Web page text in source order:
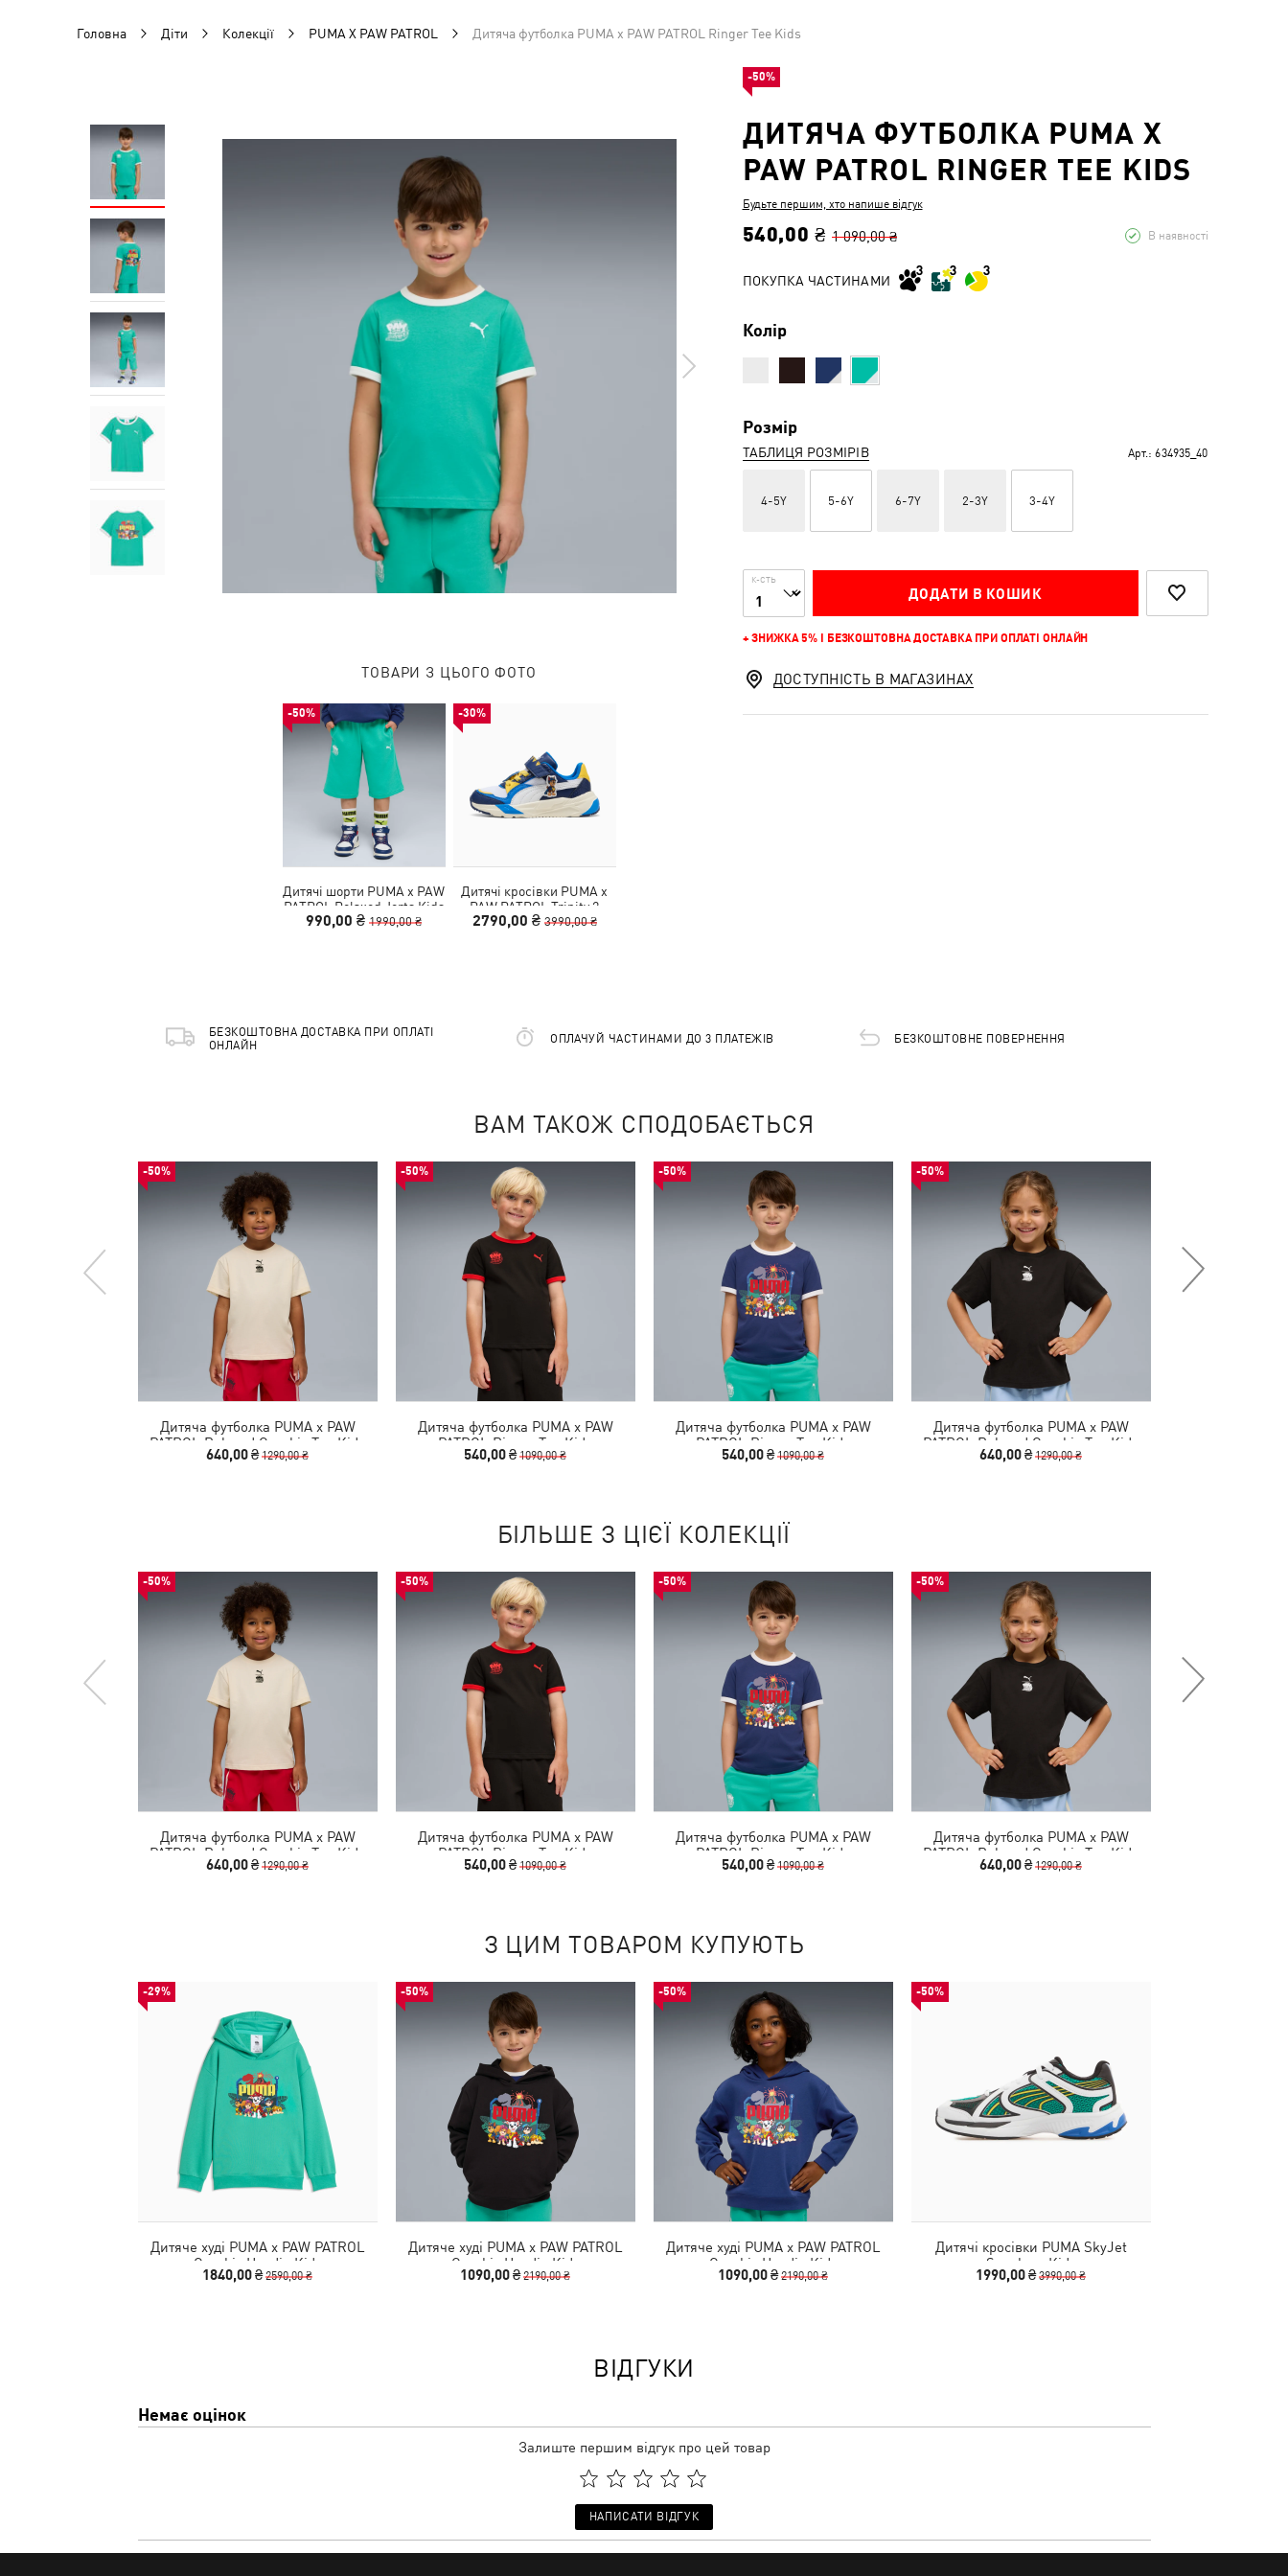
Головна Діти Колекції PUMA X PAW PATROL Дитяча футболка PUMA x PAW PATROL Ringer Tee Kids
ТОВАРИ З ЦЬОГО ФОТО
-50%
Дитячі шорти PUMA x PAW
PATROL Relaxed Jorts Kids
990,00 ₴ 1990,00 ₴
-30%
Дитячі кросівки PUMA x
PAW PATROL Trinity 2
Sneakers Kids
2790,00 ₴ 3990,00 ₴
ДИТЯЧА ФУТБОЛКА PUMA X
PAW PATROL RINGER TEE KIDS
Будьте першим, хто напише відгук
540,00 ₴ 1 090,00 ₴ В наявності
ПОКУПКА ЧАСТИНАМИ
Колір
Розмір
ТАБЛИЦЯ РОЗМІРІВ Арт.: 634935_40
4-5Y 5-6Y 6-7Y 2-3Y 3-4Y
К-СТЬ
ДОДАТИ В КОШИК
+ ЗНИЖКА 5% І БЕЗКОШТОВНА ДОСТАВКА ПРИ ОПЛАТІ ОНЛАЙН
-50%
ДОСТУПНІСТЬ В МАГАЗИНАХ
БЕЗКОШТОВНА ДОСТАВКА ПРИ ОПЛАТІ
ОНЛАЙН
ОПЛАЧУЙ ЧАСТИНАМИ ДО 3 ПЛАТЕЖІВ БЕЗКОШТОВНЕ ПОВЕРНЕННЯ
ВАМ ТАКОЖ СПОДОБАЄТЬСЯ
-50%
Дитяча футболка PUMA x PAW
PATROL Relaxed Graphic Tee Kids
640,00 ₴1290,00 ₴
-50%
Дитяча футболка PUMA x PAW
PATROL Ringer Tee Kids
540,00 ₴1090,00 ₴
-50%
Дитяча футболка PUMA x PAW
PATROL Ringer Tee Kids
540,00 ₴1090,00 ₴
-50%
Дитяча футболка PUMA x PAW
PATROL Relaxed Graphic Tee Kids
640,00 ₴1290,00 ₴
БІЛЬШЕ З ЦІЄЇ КОЛЕКЦІЇ
-50%
Дитяча футболка PUMA x PAW
PATROL Relaxed Graphic Tee Kids
640,00 ₴1290,00 ₴
-50%
Дитяча футболка PUMA x PAW
PATROL Ringer Tee Kids
540,00 ₴1090,00 ₴
-50%
Дитяча футболка PUMA x PAW
PATROL Ringer Tee Kids
540,00 ₴1090,00 ₴
-50%
Дитяча футболка PUMA x PAW
PATROL Relaxed Graphic Tee Kids
640,00 ₴1290,00 ₴
З ЦИМ ТОВАРОМ КУПУЮТЬ
-29%
Дитяче худі PUMA x PAW PATROL
Graphic Hoodie Kids
1840,00 ₴2590,00 ₴
-50%
Дитяче худі PUMA x PAW PATROL
Graphic Hoodie Kids
1090,00 ₴2190,00 ₴
-50%
Дитяче худі PUMA x PAW PATROL
Graphic Hoodie Kids
1090,00 ₴2190,00 ₴
-50%
Дитячі кросівки PUMA SkyJet
Sneakers Kids
1990,00 ₴3990,00 ₴
ВІДГУКИ
Немає оцінок
Залиште першим відгук про цей товар
НАПИСАТИ ВІДГУК